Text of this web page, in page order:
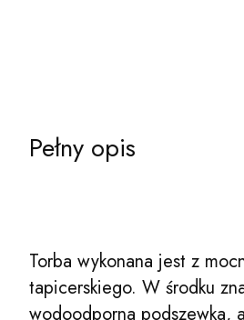
Pełny opis
Torba wykonana jest z
tapicerskiego. W środku
wodoodporna podszewka,